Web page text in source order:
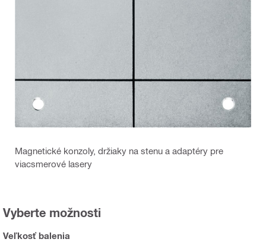
Magnetické konzoly, držiaky na stenu a adaptéry pre
viacsmerové lasery
Vyberte možnosti
Veľkosť balenia